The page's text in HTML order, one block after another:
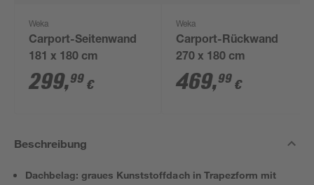
Weka
Carport-Seitenwand
181 x 180 cm
299,99 €
Weka
Carport-Rückwand
270 x 180 cm
469,99 €
Beschreibung
Dachbelag: graues Kunststoffdach in Trapezform mit